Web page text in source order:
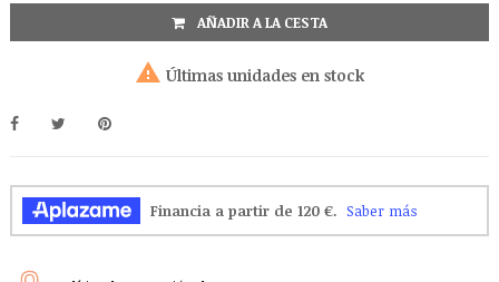
AÑADIR A LA CESTA
 Últimas unidades en stock